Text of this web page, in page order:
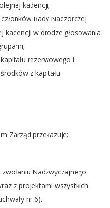
kadencji;
Rady Nadzorczej
kadencji w drodze głosowania
rezerwowego i
z kapitału
Zarząd przekazuje:
Nadzwyczajnego
z projektami wszystkich
nr 6).